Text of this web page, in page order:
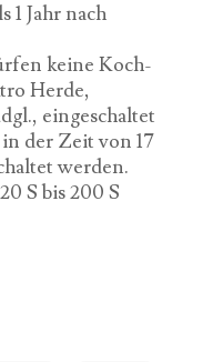
1 Jahr nach
keine Koch-
Herde,
eingeschaltet
der Zeit von 17
werden.
S bis 200 S